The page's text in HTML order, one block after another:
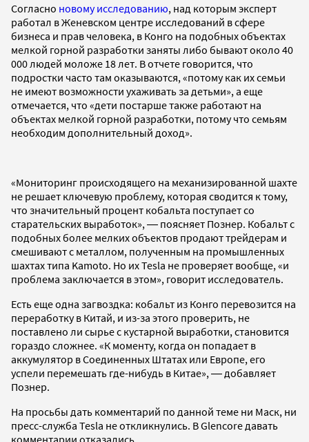
Согласно новому исследованию, над которым эксперт
работал в Женевском центре исследований в сфере
бизнеса и прав человека, в Конго на подобных объектах
мелкой горной разработки заняты либо бывают около 40
000 людей моложе 18 лет. В отчете говорится, что
подростки часто там оказываются, «потому как их семьи
не имеют возможности ухаживать за детьми», а еще
отмечается, что «дети постарше также работают на
объектах мелкой горной разработки, потому что семьям
необходим дополнительный доход».
«Мониторинг происходящего на механизированной шахте
не решает ключевую проблему, которая сводится к тому,
что значительный процент кобальта поступает со
старательских выработок», ― поясняет Познер. Кобальт с
подобных более мелких объектов продают трейдерам и
смешивают с металлом, полученным на промышленных
шахтах типа Kamoto. Но их Tesla не проверяет вообще, «и
проблема заключается в этом», говорит исследователь.
Есть еще одна загвоздка: кобальт из Конго перевозится на
переработку в Китай, и из-за этого проверить, не
поставлено ли сырье с кустарной выработки, становится
гораздо сложнее. «К моменту, когда он попадает в
аккумулятор в Соединенных Штатах или Европе, его
успели перемешать где-нибудь в Китае», ― добавляет
Познер.
На просьбы дать комментарий по данной теме ни Маск, ни
пресс-служба Tesla не откликнулись. В Glencore давать
комментарии отказались.